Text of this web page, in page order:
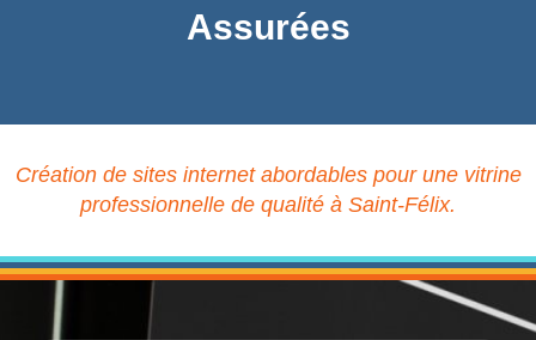
Assurées
Création de sites internet abordables pour une vitrine
professionnelle de qualité à Saint-Félix.